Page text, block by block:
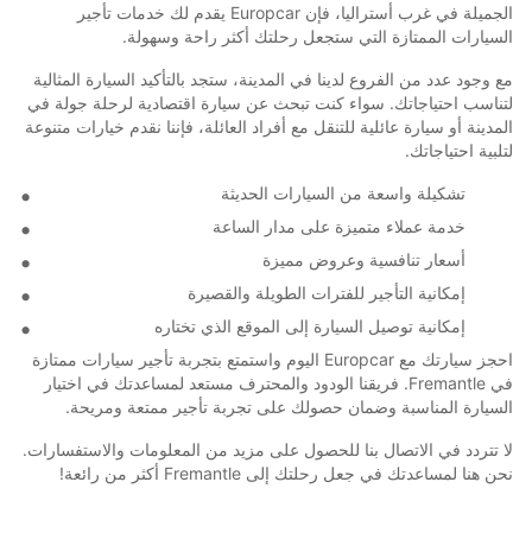
الجميلة في غرب أستراليا، فإن Europcar يقدم لك خدمات تأجير
السيارات الممتازة التي ستجعل رحلتك أكثر راحة وسهولة.
مع وجود عدد من الفروع لدينا في المدينة، ستجد بالتأكيد السيارة المثالية
لتناسب احتياجاتك. سواء كنت تبحث عن سيارة اقتصادية لرحلة جولة في
المدينة أو سيارة عائلية للتنقل مع أفراد العائلة، فإننا نقدم خيارات متنوعة
لتلبية احتياجاتك.
تشكيلة واسعة من السيارات الحديثة
خدمة عملاء متميزة على مدار الساعة
أسعار تنافسية وعروض مميزة
إمكانية التأجير للفترات الطويلة والقصيرة
إمكانية توصيل السيارة إلى الموقع الذي تختاره
احجز سيارتك مع Europcar اليوم واستمتع بتجربة تأجير سيارات ممتازة
في Fremantle. فريقنا الودود والمحترف مستعد لمساعدتك في اختيار
السيارة المناسبة وضمان حصولك على تجربة تأجير ممتعة ومريحة.
لا تتردد في الاتصال بنا للحصول على مزيد من المعلومات والاستفسارات.
نحن هنا لمساعدتك في جعل رحلتك إلى Fremantle أكثر من رائعة!